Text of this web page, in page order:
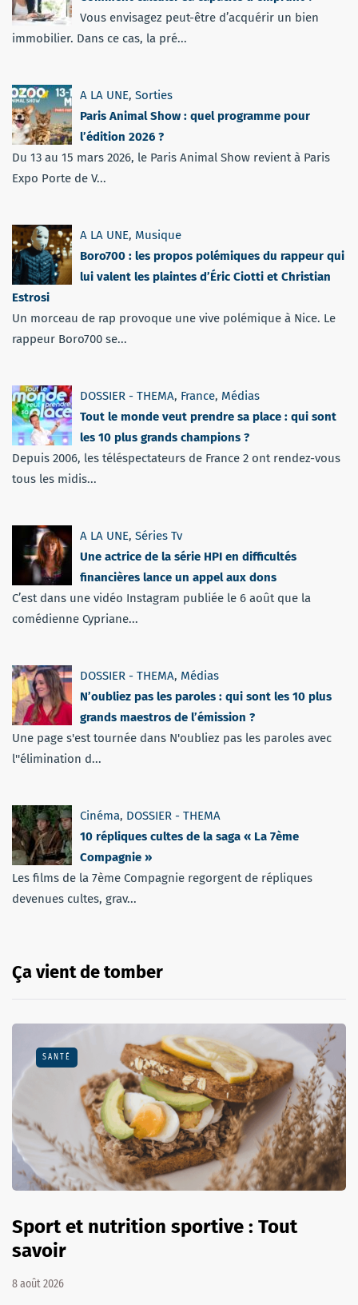
Vous envisagez peut-être d’acquérir un bien
immobilier. Dans ce cas, la pré...
A LA UNE, Sorties
Paris Animal Show : quel programme pour
l’édition 2026 ?
Du 13 au 15 mars 2026, le Paris Animal Show revient à Paris
Expo Porte de V...
A LA UNE, Musique
Boro700 : les propos polémiques du rappeur qui
lui valent les plaintes d’Éric Ciotti et Christian
Estrosi
Un morceau de rap provoque une vive polémique à Nice. Le
rappeur Boro700 se...
DOSSIER - THEMA, France, Médias
Tout le monde veut prendre sa place : qui sont
les 10 plus grands champions ?
Depuis 2006, les téléspectateurs de France 2 ont rendez-vous
tous les midis...
A LA UNE, Séries Tv
Une actrice de la série HPI en difficultés
financières lance un appel aux dons
C’est dans une vidéo Instagram publiée le 6 août que la
comédienne Cypriane...
DOSSIER - THEMA, Médias
N’oubliez pas les paroles : qui sont les 10 plus
grands maestros de l’émission ?
Une page s'est tournée dans N'oubliez pas les paroles avec
l''élimination d...
Cinéma, DOSSIER - THEMA
10 répliques cultes de la saga « La 7ème
Compagnie »
Les films de la 7ème Compagnie regorgent de répliques
devenues cultes, grav...
Ça vient de tomber
SANTÉ
Sport et nutrition sportive : Tout
savoir
8 août 2026